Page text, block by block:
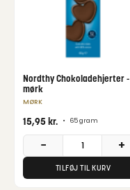
Nordthy Chokoladehjerter -
mørk
MØRK
15,95kr. • 65 gram
− +
TILFØJ TIL KURV